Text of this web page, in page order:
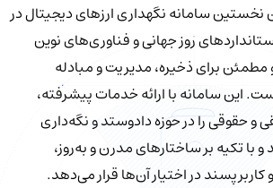
سامانه نگهداری ارزهای دیجیتال در
روز جهانی و فناوری‌های نوین
برای ذخیره، مدیریت و مبادله
این سامانه با ارائه خدمات پیشرفته،
حقوقی را در حوزه دادوستد و نگه‌داری
با تکیه بر ساختارهای مدرن و به‌روز،
در اختیار آن‌ها قرار می‌دهد.